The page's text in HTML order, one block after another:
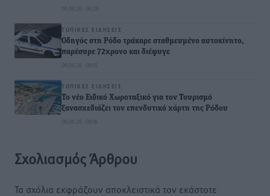
09.08.26 · 09:28
ΤΟΠΙΚΈΣ ΕΙΔΉΣΕΙΣ
Οδηγός στη Ρόδο τράκαρε σταθμευμένο αυτοκίνητο,
παρέσυρε 72χρονο και διέφυγε
09.08.26 · 09:15
ΤΟΠΙΚΈΣ ΕΙΔΉΣΕΙΣ
Το νέο Ειδικό Χωροταξικό για τον Τουρισμό
ξανασχεδιάζει τον επενδυτικό χάρτη της Ρόδου
09.08.26 · 08:16
Σχολιασμός Άρθρου
Τα σχόλια εκφράζουν αποκλειστικά τον εκάστοτε